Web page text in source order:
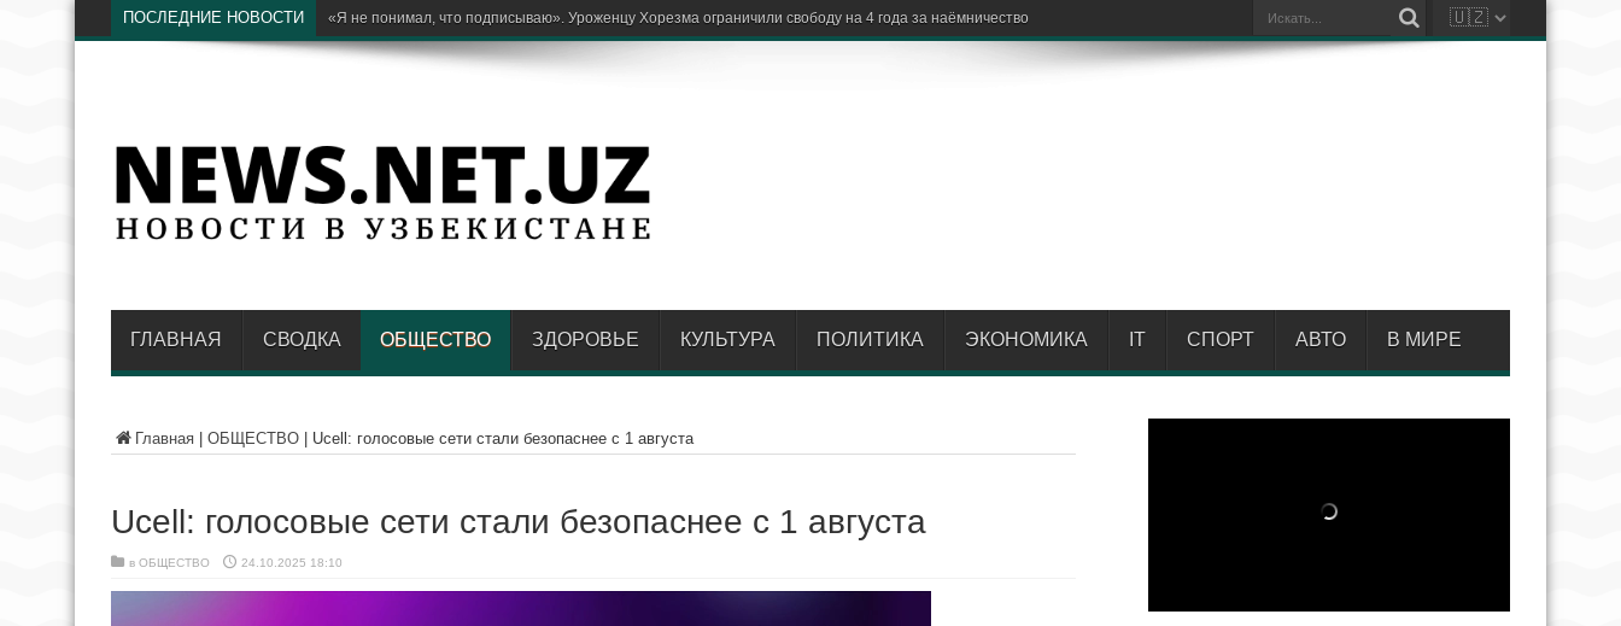
ПОСЛЕДНИЕ НОВОСТИ
ГЛАВНАЯ СВОДКА ОБЩЕСТВО ЗДОРОВЬЕ КУЛЬТУРА ПОЛИТИКА ЭКОНОМИКА IT СПОРТ АВТО В МИРЕ
Главная ОБЩЕСТВО Ucell: голосовые сети стали безопаснее с 1 августа
Ucell: голосовые сети стали безопаснее с 1 августа
в ОБЩЕСТВО 24.10.2025 18:10